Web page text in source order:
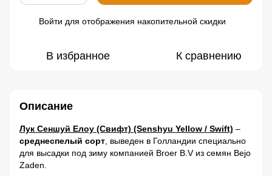
Войти для отображения накопительной скидки
В избранное К сравнению
Описание
Лук Сеншуй Елоу (Свифт) (Senshyu Yellow / Swift) –
среднеспелый сорт , выведен в Голландии специально
для высадки под зиму компанией Broer B.V из семян Bejo
Zaden.